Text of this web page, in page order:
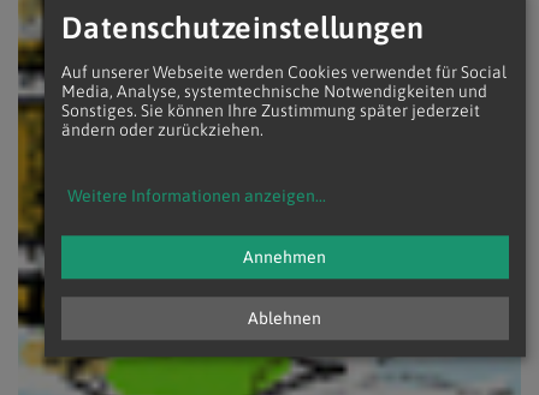
Datenschutzeinstellungen
Auf unserer Webseite werden Cookies verwendet für Social
Media, Analyse, systemtechnische Notwendigkeiten und
Sonstiges. Sie können Ihre Zustimmung später jederzeit
ändern oder zurückziehen.
Weitere Informationen anzeigen...
Ablehnen
Annehmen